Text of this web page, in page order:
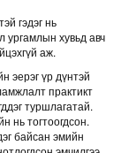
гэдэг нь
ургамлын хувьд авч
аж.
эерэг үр дүнтэй
практикт
туршлагатай.
нь тогтоогдсон.
байсан эмийн